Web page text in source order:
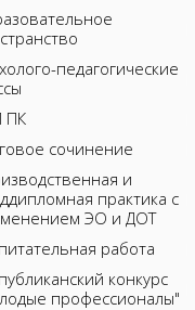
педагогические
ПК
сочинение
и
практика с
ЭО и ДОТ
работа
конкурс
профессионалы"